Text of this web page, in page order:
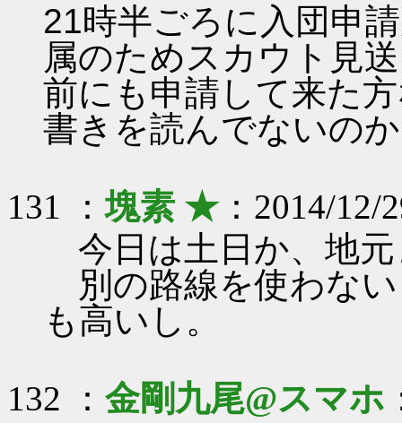
21時半ごろに入団申
属のためスカウト見
前にも申請して来た
書きを読んでないの
131 ：塊素 ★：2014/12/
今日は土日か、地
別の路線を使わな
も高いし。
132 ： 金剛九尾@スマホ